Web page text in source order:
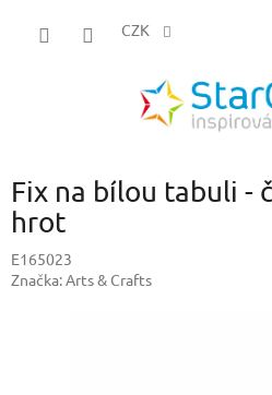
CZK
Fix na bílou tabuli -
hrot
E165023
Značka:Arts & Crafts